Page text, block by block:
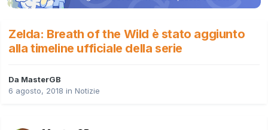
Zelda: Breath of the Wild è stato aggiunto
alla timeline ufficiale della serie
Da MasterGB
6 agosto, 2018 in Notizie